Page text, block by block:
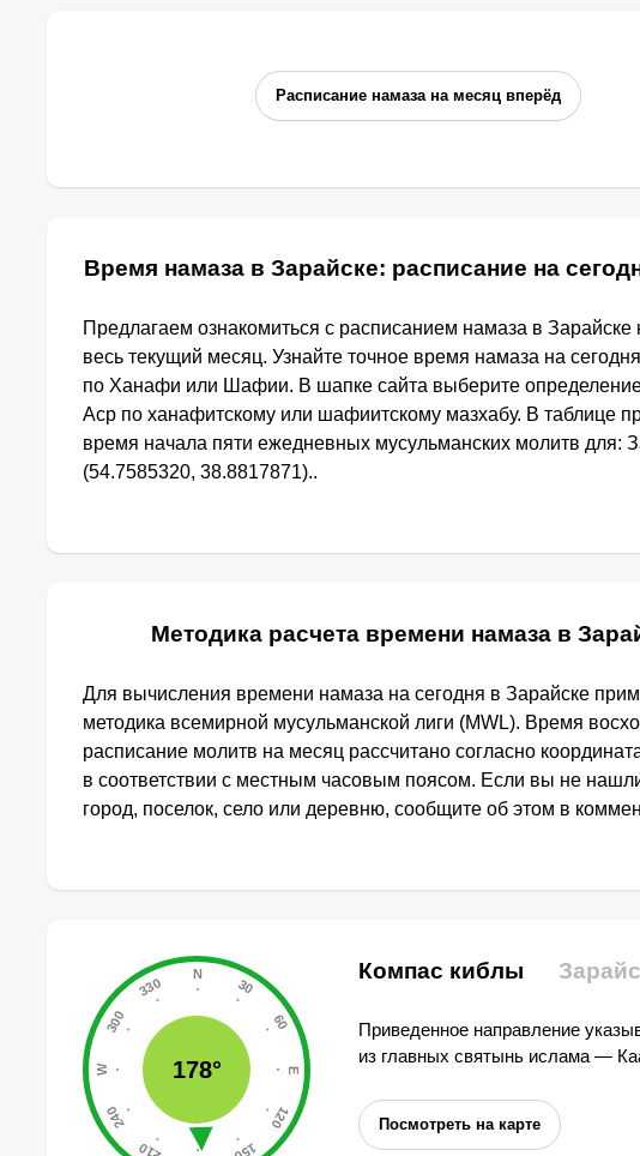
Расписание намаза на месяц вперёд
Время намаза в Зарайске: расписание на
Предлагаем ознакомиться с расписанием намаза в Зарайске
весь текущий месяц. Узнайте точное время намаза на
по Ханафи или Шафии. В шапке сайта выберите
Аср по ханафитскому или шафиитскому мазхабу. В таблице
время начала пяти ежедневных мусульманских молитв для:
(54.7585320, 38.8817871)..
Методика расчета времени намаза в
Для вычисления времени намаза на сегодня в Зарайске
методика всемирной мусульманской лиги (MWL). Время
расписание молитв на месяц рассчитано согласно
в соответствии с местным часовым поясом. Если вы не
город, поселок, село или деревню, сообщите об этом в
178°
Компас киблы
Приведенное направление
из главных святынь ислама —
Посмотреть на карте